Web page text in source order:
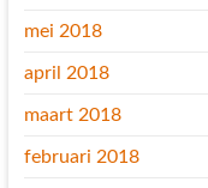
mei 2018
april 2018
maart 2018
februari 2018